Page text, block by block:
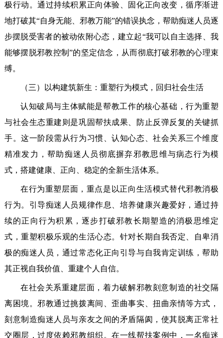
极行动。通过持续积累正向体验、固化正向改变，循序渐进
地打破其“自身无能、邪教万能”的错误执念，帮助痴迷人员逐
步摆脱受害者的被动依附心态，建立起“我可以自主选择、我
能够摆脱邪教控制”的坚定信念，从而彻底打破邪教的心理束
缚。
（三）以构建筑新生：重塑行为模式，回归社会生活
认知破局与主体赋能是帮教工作的核心基础，行为重塑
与社会生态重建则是巩固帮扶成果、防止反弹反复的关键抓
手。这一阶段需从行为习惯、认知心态、社会关系三个维度
精准发力，帮助痴迷人员彻底摒弃邪教思维与病态行为模
式，搭建健康、正向、稳定的全新生活体系。
在行为重塑层面，重点是以正向生活模式替代邪教消极
行为。引导痴迷人员规律作息、培养健康兴趣爱好，通过持
续的正向行为积累，逐步打破邪教长期塑造的消极思维定
式，重塑积极乐观的生活心态。针对长期自我否定、自卑消
极的痴迷人员，通过常态化正向引导与自我肯定训练，帮助
其正视自我价值、重建个人自信。
在社会关系重建层面，着力破解邪教刻意制造的社交隔
离困境。邪教通过挑拨离间、歪曲事实、扭曲亲情等方式，
刻意制造痴迷人员与亲友之间的矛盾隔阂，使其脱离正常社
交圈层，过度依赖邪教组织。在一线帮扶案例中，一名痴迷